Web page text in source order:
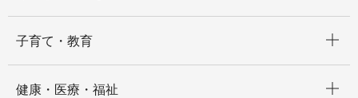
子育て・教育
健康・医療・福祉